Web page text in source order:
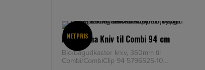
NETPRIS
Husqvarna Kniv til Combi 94 cm
Bio/bagudkaster kniv, 360mm til
Combi/CombiClip 94 5796525-10